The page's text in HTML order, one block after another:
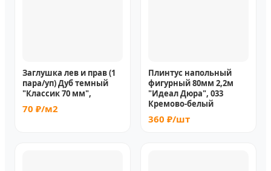
Заглушка лев и прав (1
пара/уп) Дуб темный
"Классик 70 мм",
70 ₽/м2
Плинтус напольный
фигурный 80мм 2,2м
"Идеал Дюра", 033
Кремово-белый
360 ₽/шт